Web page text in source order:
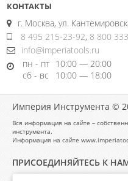
КОНТАКТЫ
г. Москва, ул.
8 495 215-23-92, 8 800
info@imperiatools.ru
пн - пт 10:00 — 20:00
сб - вс
10:00 — 18:00
Империя Инструмента ©
Вся информация на сайте –
инструмента.
Информация на сайте
ПРИСОЕДИНЯЙТЕСЬ К